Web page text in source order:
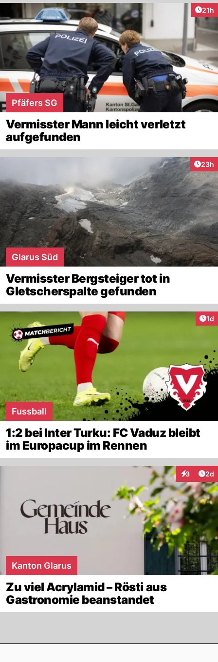
21h
Pfäfers SG
Vermisster Mann leicht verletzt
aufgefunden
23h
Glarus Süd
Vermisster Bergsteiger tot in
Gletscherspalte gefunden
1d
Fussball
1:2 bei Inter Turku: FC Vaduz bleibt
im Europacup im Rennen
3 2d
Kanton Glarus
Zu viel Acrylamid – Rösti aus
Gastronomie beanstandet